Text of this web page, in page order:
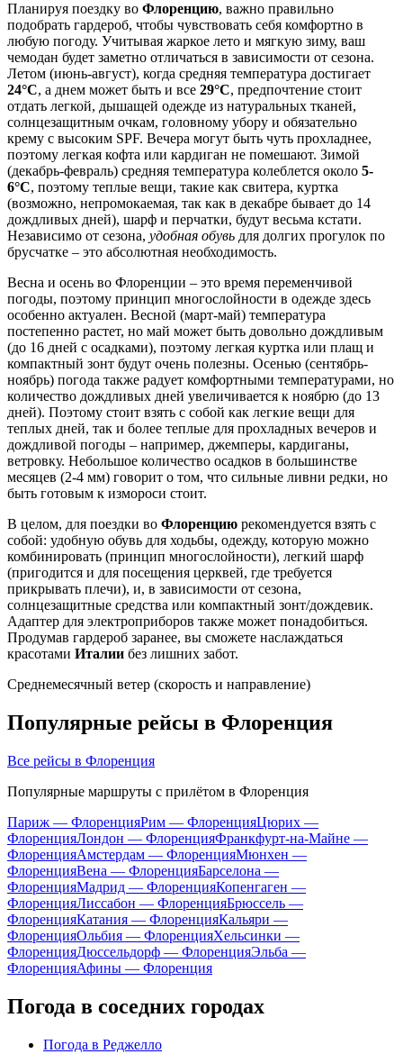
Планируя поездку во Флоренцию, важно правильно
подобрать гардероб, чтобы чувствовать себя комфортно в
любую погоду. Учитывая жаркое лето и мягкую зиму, ваш
чемодан будет заметно отличаться в зависимости от сезона.
Летом (июнь-август), когда средняя температура достигает
24°C, а днем может быть и все 29°C, предпочтение стоит
отдать легкой, дышащей одежде из натуральных тканей,
солнцезащитным очкам, головному убору и обязательно
крему с высоким SPF. Вечера могут быть чуть прохладнее,
поэтому легкая кофта или кардиган не помешают. Зимой
(декабрь-февраль) средняя температура колеблется около 5-
6°C, поэтому теплые вещи, такие как свитера, куртка
(возможно, непромокаемая, так как в декабре бывает до 14
дождливых дней), шарф и перчатки, будут весьма кстати.
Независимо от сезона, удобная обувь для долгих прогулок по
брусчатке – это абсолютная необходимость.
Весна и осень во Флоренции – это время переменчивой
погоды, поэтому принцип многослойности в одежде здесь
особенно актуален. Весной (март-май) температура
постепенно растет, но май может быть довольно дождливым
(до 16 дней с осадками), поэтому легкая куртка или плащ и
компактный зонт будут очень полезны. Осенью (сентябрь-
ноябрь) погода также радует комфортными температурами, но
количество дождливых дней увеличивается к ноябрю (до 13
дней). Поэтому стоит взять с собой как легкие вещи для
теплых дней, так и более теплые для прохладных вечеров и
дождливой погоды – например, джемперы, кардиганы,
ветровку. Небольшое количество осадков в большинстве
месяцев (2-4 мм) говорит о том, что сильные ливни редки, но
быть готовым к измороси стоит.
В целом, для поездки во Флоренцию рекомендуется взять с
собой: удобную обувь для ходьбы, одежду, которую можно
комбинировать (принцип многослойности), легкий шарф
(пригодится и для посещения церквей, где требуется
прикрывать плечи), и, в зависимости от сезона,
солнцезащитные средства или компактный зонт/дождевик.
Адаптер для электроприборов также может понадобиться.
Продумав гардероб заранее, вы сможете наслаждаться
красотами Италии без лишних забот.
Среднемесячный ветер (скорость и направление)
Популярные рейсы в Флоренция
Все рейсы в Флоренция
Популярные маршруты с прилётом в Флоренция
Париж — ФлоренцияРим — ФлоренцияЦюрих —
ФлоренцияЛондон — ФлоренцияФранкфурт-на-Майне —
ФлоренцияАмстердам — ФлоренцияМюнхен —
ФлоренцияВена — ФлоренцияБарселона —
ФлоренцияМадрид — ФлоренцияКопенгаген —
ФлоренцияЛиссабон — ФлоренцияБрюссель —
ФлоренцияКатания — ФлоренцияКальяри —
ФлоренцияОльбия — ФлоренцияХельсинки —
ФлоренцияДюссельдорф — ФлоренцияЭльба —
ФлоренцияАфины — Флоренция
Погода в соседних городах
Погода в Реджелло